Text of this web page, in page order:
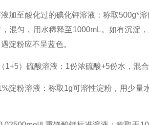
至酸化过的碘化钾溶液：称取500g*溶
混匀，用水稀释至1000mL。如有沉淀
淀粉应不呈蓝色。
）硫酸溶液：1份浓硫酸+5份水，混合
粉溶液：称取1g可溶性淀粉，用少量